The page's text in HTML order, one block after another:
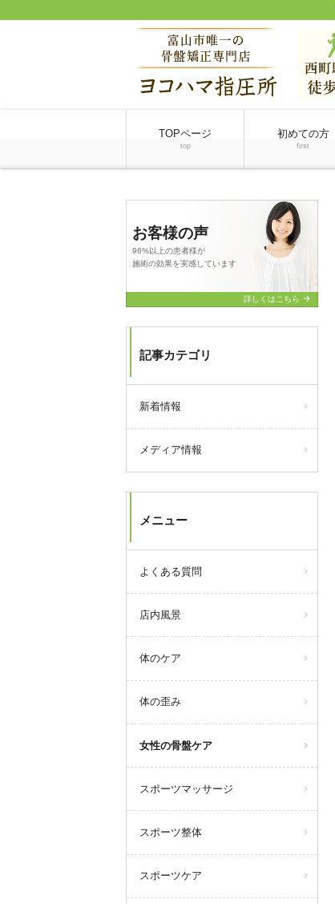
TOPページ
top
初めての方
first
お客様の声
96%以上の患者様が
施術の効果を実感しています
詳しくはこちら arrow_forward
記事カテゴリ
新着情報
メディア情報
メニュー
よくある質問
店内風景
体のケア
体の歪み
女性の骨盤ケア
スポーツマッサージ
スポーツ整体
スポーツケア